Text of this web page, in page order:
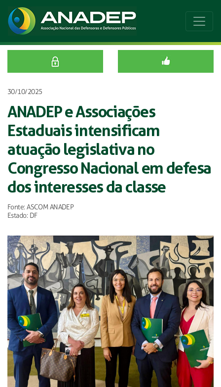
30/10/2025
ANADEP e Associações
Estaduais intensificam
atuação legislativa no
Congresso Nacional em defesa
dos interesses da classe
Fonte: ASCOM ANADEP
Estado: DF